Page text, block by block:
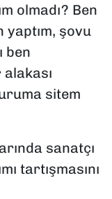
olmadı? Ben
şovu
ben
sitem
sanatçı
tartışmasını